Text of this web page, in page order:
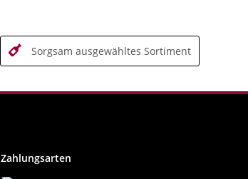
Sorgsam ausgewähltes Sortiment
Zahlungsarten